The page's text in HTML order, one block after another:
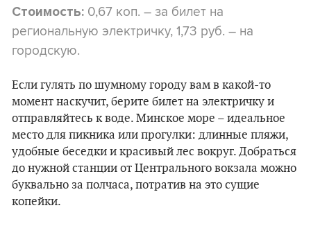
Стоимость: 0,67 коп. – за билет на
региональную электричку, 1,73 руб. – на
городскую.
Если гулять по шумному городу вам в какой-то
момент наскучит, берите билет на электричку и
отправляйтесь к воде. Минское море – идеальное
место для пикника или прогулки: длинные пляжи,
удобные беседки и красивый лес вокруг. Добраться
до нужной станции от Центрального вокзала можно
буквально за полчаса, потратив на это сущие
копейки.